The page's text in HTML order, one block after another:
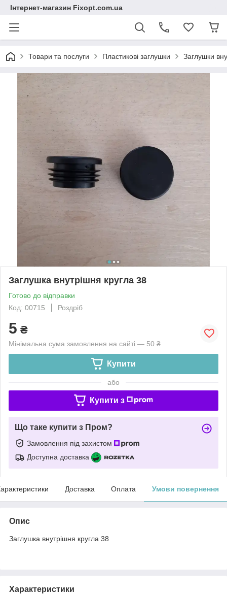
Інтернет-магазин Fixopt.com.ua
Товари та послуги Пластикові заглушки Заглушки
Заглушка внутрішня кругла 38
Готово до відправки
Код: 00715
Роздріб
5 ₴
Мінімальна сума замовлення на сайті — 50 ₴
Купити
або
Купити з
Що таке купити з Пром?
Замовлення під захистом
Доступна доставка
Доставка Оплата Умови повернення
Опис
Заглушка внутрішня кругла 38
Характеристики